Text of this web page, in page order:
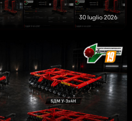
30 luglio 2026